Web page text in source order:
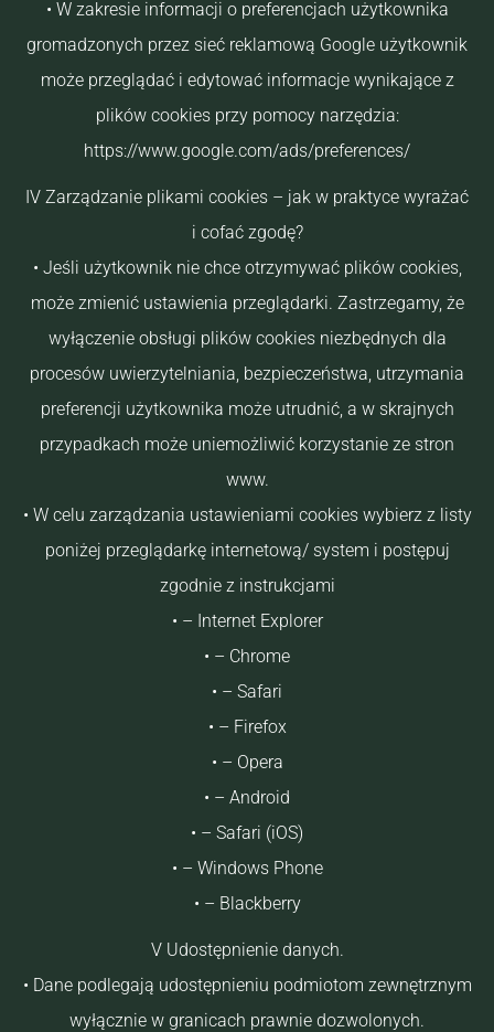
• W zakresie informacji o preferencjach użytkownika
gromadzonych przez sieć reklamową Google użytkownik
może przeglądać i edytować informacje wynikające z
plików cookies przy pomocy narzędzia:
https://www.google.com/ads/preferences/
IV Zarządzanie plikami cookies – jak w praktyce wyrażać
i cofać zgodę?
• Jeśli użytkownik nie chce otrzymywać plików cookies,
może zmienić ustawienia przeglądarki. Zastrzegamy, że
wyłączenie obsługi plików cookies niezbędnych dla
procesów uwierzytelniania, bezpieczeństwa, utrzymania
preferencji użytkownika może utrudnić, a w skrajnych
przypadkach może uniemożliwić korzystanie ze stron
www.
• W celu zarządzania ustawieniami cookies wybierz z listy
poniżej przeglądarkę internetową/ system i postępuj
zgodnie z instrukcjami
• – Internet Explorer
• – Chrome
• – Safari
• – Firefox
• – Opera
• – Android
• – Safari (iOS)
• – Windows Phone
• – Blackberry
V Udostępnienie danych.
• Dane podlegają udostępnieniu podmiotom zewnętrznym
wyłącznie w granicach prawnie dozwolonych.